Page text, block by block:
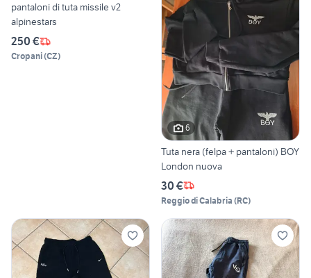
pantaloni di tuta missile v2
alpinestars
250 €
Cropani(CZ)
6
Tuta nera (felpa + pantaloni) BOY
London nuova
30 €
Reggio di Calabria (RC)